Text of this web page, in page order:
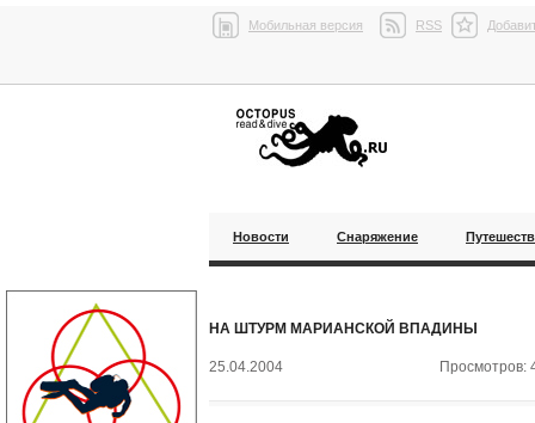
Мобильная версия RSS
Новости Снаряжение
НА ШТУРМ МАРИАНСКОЙ ВПАДИНЫ
25.04.2004 Просмотров: